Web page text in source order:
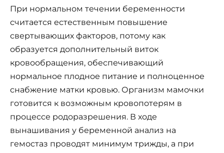
При нормальном течении беременности
считается естественным повышение
свертывающих факторов, потому как
образуется дополнительный виток
кровообращения, обеспечивающий
нормальное плодное питание и полноценное
снабжение матки кровью. Организм мамочки
готовится к возможным кровопотерям в
процессе родоразрешения. В ходе
вынашивания у беременной анализ на
гемостаз проводят минимум трижды, а при